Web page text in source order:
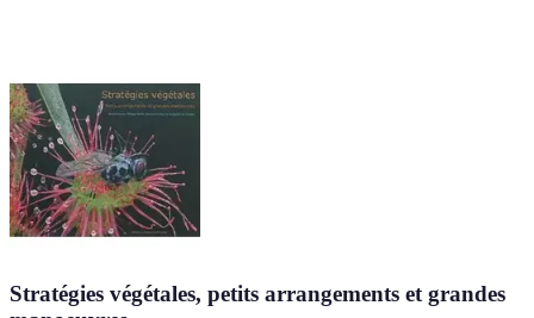
Stratégies végétales, petits arrangements et grandes